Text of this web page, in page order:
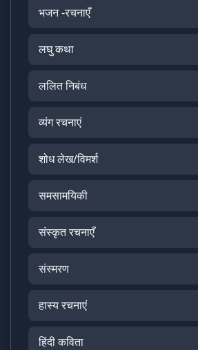
भजन -रचनाएँ
लघु कथा
ललित निबंध
व्यंग रचनाएं
शोध लेख/विमर्श
समसामयिकी
संस्कृत रचनाएँ
संस्मरण
हास्य रचनाएं
हिंदी कविता